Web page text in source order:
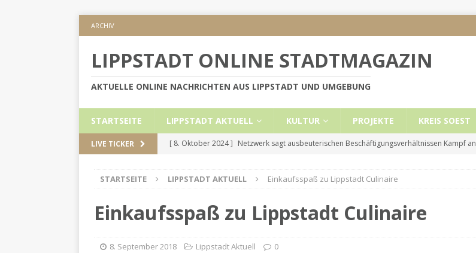
ARCHIV
LIPPSTADT ONLINE STADTMAGAZIN
AKTUELLE ONLINE NACHRICHTEN AUS LIPPSTADT UND UMGEBUNG
STARTSEITE LIPPSTADT AKTUELL KULTUR PROJEKTE KREIS SOEST
LIVE TICKER [ 8. Oktober 2024 ] Netzwerk sagt ausbeuterischen Beschäftigungsverhältnissen Kampf an
[ 5. September 2024 ]
Höhere Mietobergrenzen für Leistungsempfänger
[ 2. September 2024 ]
Geschützt: Reden im Bundestag vom 13.11.24
[ 30. Mai 2024 ]
Internetauftritt der Stadt Lippstadt nach Cyberangriff wieder online
LIPPSTADT AKTUELL
STARTSEITE LIPPSTADT AKTUELL Einkaufsspaß zu Lippstadt Culinaire
Einkaufsspaß zu Lippstadt Culinaire
8. September 2018 Lippstadt Aktuell 0